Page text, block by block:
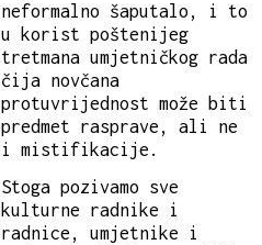
neformalno šaputalo, i to
u korist poštenijeg
tretmana umjetničkog rada
čija novčana
protuvrijednost može biti
predmet rasprave, ali ne
i mistifikacije.
Stoga pozivamo sve
kulturne radnike i
radnice, umjetnike i